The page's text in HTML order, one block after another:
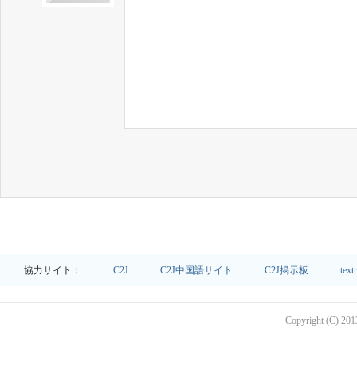
協力サイト： C2J C2J中国語サイト C2J掲示板
Copyright (C)